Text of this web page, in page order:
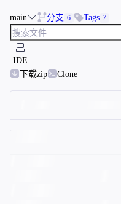
main 分支 6 Tags 7
IDE
下载zip
Clone